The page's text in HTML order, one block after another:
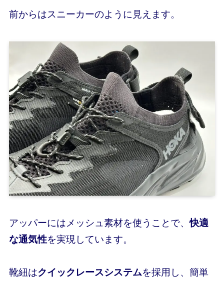
前からはスニーカーのように見えます。
アッパーにはメッシュ素材を使うことで、快適
な通気性を実現しています。
靴紐はクイックレースシステムを採用し、簡単